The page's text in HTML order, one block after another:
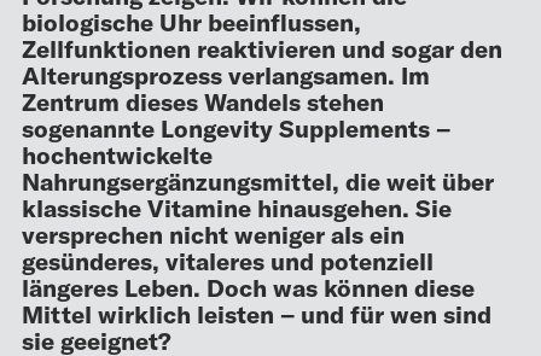
biologische Uhr beeinflussen,
Zellfunktionen reaktivieren und sogar den
Alterungsprozess verlangsamen. Im
Zentrum dieses Wandels stehen
sogenannte Longevity Supplements –
hochentwickelte
Nahrungsergänzungsmittel, die weit über
klassische Vitamine hinausgehen. Sie
versprechen nicht weniger als ein
gesünderes, vitaleres und potenziell
längeres Leben. Doch was können diese
Mittel wirklich leisten – und für wen sind
sie geeignet?